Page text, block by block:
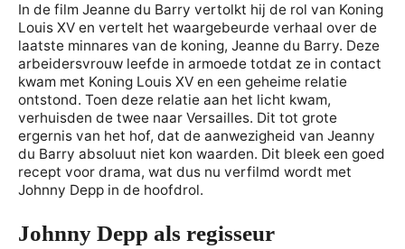
In de film Jeanne du Barry vertolkt hij de rol van Koning
Louis XV en vertelt het waargebeurde verhaal over de
laatste minnares van de koning, Jeanne du Barry. Deze
arbeidersvrouw leefde in armoede totdat ze in contact
kwam met Koning Louis XV en een geheime relatie
ontstond. Toen deze relatie aan het licht kwam,
verhuisden de twee naar Versailles. Dit tot grote
ergernis van het hof, dat de aanwezigheid van Jeanny
du Barry absoluut niet kon waarden. Dit bleek een goed
recept voor drama, wat dus nu verfilmd wordt met
Johnny Depp in de hoofdrol.
Johnny Depp als regisseur